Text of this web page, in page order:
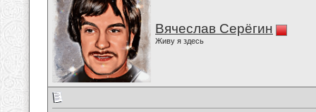
Вячеслав Серёгин
Живу я здесь